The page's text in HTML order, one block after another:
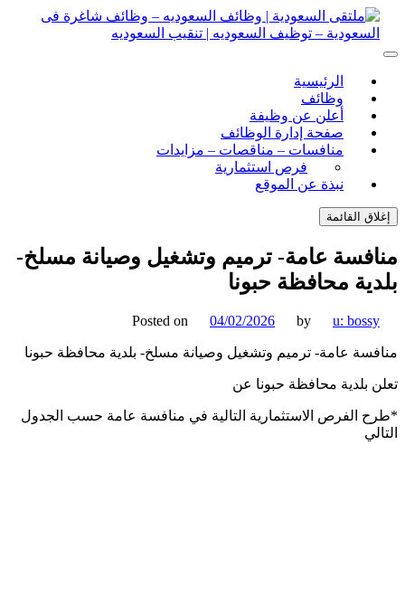
– توظيف السعوديه | تنقيب السعوديه
السعوديه | تنقيب السعوديه
الرئيسية
وظائف
أعلن عن وظيفة
صفحة إدارة الوظائف
منافسات – مناقصات – مزايدات
فرص استثمارية
نبذة عن الموقع
القائمة
عامة- ترميم وتشغيل وصيانة مسلخ-
محافظة حبونا
Posted on 04/02/2026 by u:
عامة- ترميم وتشغيل وصيانة مسلخ- بلدية محافظة حبونا
بلدية محافظة حبونا عن
الفرص الاستثمارية التالية في منافسة عامة حسب الجدول